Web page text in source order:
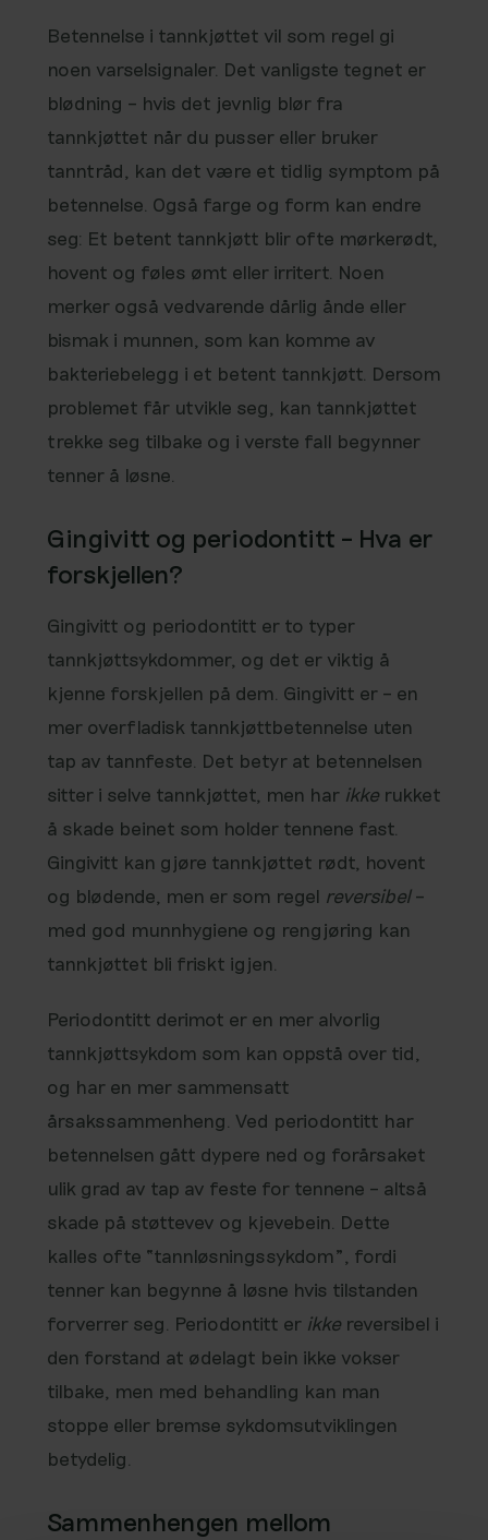
Betennelse i tannkjøttet vil som regel gi
noen varselsignaler. Det vanligste tegnet er
blødning – hvis det jevnlig blør fra
tannkjøttet når du pusser eller bruker
tanntråd, kan det være et tidlig symptom på
betennelse. Også farge og form kan endre
seg: Et betent tannkjøtt blir ofte mørkerødt,
hovent og føles ømt eller irritert. Noen
merker også vedvarende dårlig ånde eller
bismak i munnen, som kan komme av
bakteriebelegg i et betent tannkjøtt. Dersom
problemet får utvikle seg, kan tannkjøttet
trekke seg tilbake og i verste fall begynner
tenner å løsne.
Gingivitt og periodontitt – Hva er
forskjellen?
Gingivitt og periodontitt er to typer
tannkjøttsykdommer, og det er viktig å
kjenne forskjellen på dem. Gingivitt er – en
mer overfladisk tannkjøttbetennelse uten
tap av tannfeste. Det betyr at betennelsen
sitter i selve tannkjøttet, men har ikkerukket
å skade beinet som holder tennene fast.
Gingivitt kan gjøre tannkjøttet rødt, hovent
og blødende, men er som regel reversibel–
med god munnhygiene og rengjøring kan
tannkjøttet bli friskt igjen.
Periodontitt derimot er en mer alvorlig
tannkjøttsykdom som kan oppstå over tid,
og har en mer sammensatt
årsakssammenheng. Ved periodontitt har
betennelsen gått dypere ned og forårsaket
ulik grad av tap av feste for tennene – altså
skade på støttevev og kjevebein. Dette
kalles ofte “tannløsningssykdom”, fordi
tenner kan begynne å løsne hvis tilstanden
forverrer seg. Periodontitt er ikkereversibel i
den forstand at ødelagt bein ikke vokser
tilbake, men med behandling kan man
stoppe eller bremse sykdomsutviklingen
betydelig.
Sammenhengen mellom